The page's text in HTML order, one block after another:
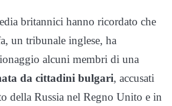
britannici hanno ricordato che
un tribunale inglese, ha
alcuni membri di una
da cittadini bulgari, accusati
della Russia nel Regno Unito e in